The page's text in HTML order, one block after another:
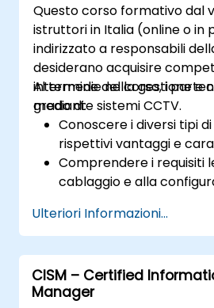
Questo corso formativo dal
istruttori in Italia (online o in
indirizzato a responsabili
desiderano acquisire
intermedie nella gestione e
mediante sistemi CCTV.
Al termine del corso, i
grado di:
Conoscere i diversi tipi
rispettivi vantaggi e
Comprendere i requisiti
cablaggio e alla
Installare, configurare e
efficace i sistemi CCTV.
Ulteriori Informazioni...
CISM – Certified
Manager